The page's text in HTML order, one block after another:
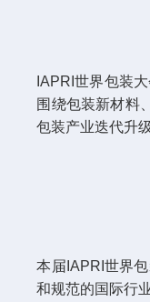
IAPRI世界包装
围绕包装新材料
包装产业迭代升级
本届 IAPRI 世界
和规范的国际行